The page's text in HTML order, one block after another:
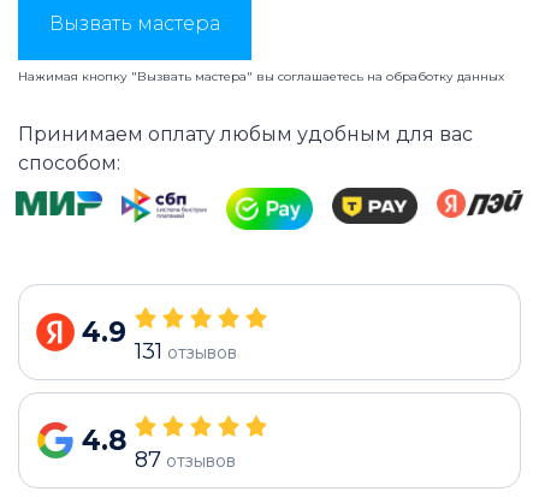
Вызвать мастера
Нажимая кнопку "Вызвать мастера" вы соглашаетесь на обработку данных
Принимаем оплату любым удобным для вас
способом:
4.9
131 отзывов
4.8
87 отзывов